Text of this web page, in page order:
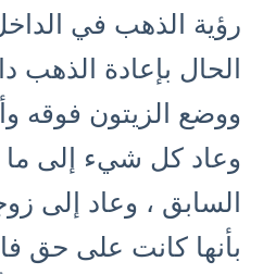
رؤية الذهب في
الحال بإعادة الذهب
ووضع الزيتون فوقه
وعاد كل شيء إلى
السابق ، وعاد إلى
بأنها كانت على حق